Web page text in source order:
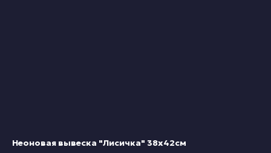
Неоновая вывеска "Лисичка" 38х42см